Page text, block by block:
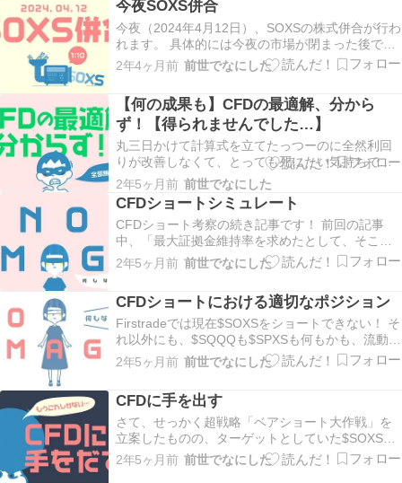
で死にかけたって話！ 追証ライン一歩手前までく
る…
今夜SOXS併合
今夜（2024年4月12日）、SOXSの株式併合が行わ
れます。 具体的には今夜の市場が閉まった後です
ね。 割合は1：10。 10株が1株に、株価が10倍に
なる計算ですね。 みなさまビビりあそばされませ
と待っていたんですが、3月15日…
2年4ヶ月前 前世でなにした
【何の成果も】CFDの最適解、分から
ず！【得られませんでした…】
丸三日かけて計算式を立てたっつーのに全然利回
りが改善しなくて、とっても死にたい気持ちで
す！ ので、今回はただひたすら自分がいかに苦労
したか、それが無駄に終わったかをとつとつと愚
痴る、クソ・オブ・クソ・エントリーです！ バカ
もバカなりに苦労してんだなって思ってもらえれ
ば！ 通常の…
2年5ヶ月前 前世でなにした
CFDショートシミュレート
CFDショート考察の続き記事です！ 前回の記事
中、「最大証拠金維持率を求めたとして、そこか
らどれだけ証拠金維持率が大きくなったらポジシ
ョンを建て増すのか」みたいな話がありました
ミュレーターを使って、地道に値を変えながら結
果を見つつ…
2年5ヶ月前 前世でなにした
CFDショートにおける適切なポジション
Firstradeでは現在$SOXSをショートできない！ そ
れ以外にも、$SQQQも$SPXSも何もかも、流動性
の問題からか軒並みショートができません！ こん
なに渇望しているのに！ いっつもいっつも……！
CFD取引に目をつけたんです…
2年5ヶ月前 前世でなにした
CFDに手を出す
さて、せっかく超戦略「ベアショート大作戦」を
立案したものの、ターゲットとしていた$SOXSが
ショート不可になってしまい、あっという間に絵
に描いた餅になってしまいました……。 そこで苦
2年5ヶ月前 前世でなにした